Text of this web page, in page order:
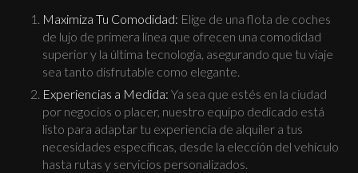
Maximiza Tu Comodidad: Elige de una flota de coches
de lujo de primera línea que ofrecen una comodidad
superior y la última tecnología, asegurando que tu viaje
sea tanto disfrutable como elegante.
Experiencias a Medida: Ya sea que estés en la ciudad
por negocios o placer, nuestro equipo dedicado está
listo para adaptar tu experiencia de alquiler a tus
necesidades específicas, desde la elección del vehículo
hasta rutas y servicios personalizados.